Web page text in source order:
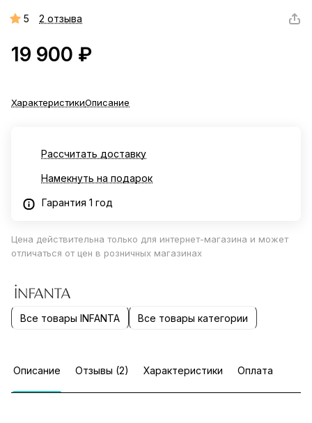
5 2 отзыва
19 900 ₽
ХарактеристикиОписание
Рассчитать доставку
Намекнуть на подарок
Гарантия 1 год
Цена действительна только для интернет-магазина и может
отличаться от цен в розничных магазинах
Все товары INFANTA Все товары категории
Описание Отзывы (2) Характеристики Оплата